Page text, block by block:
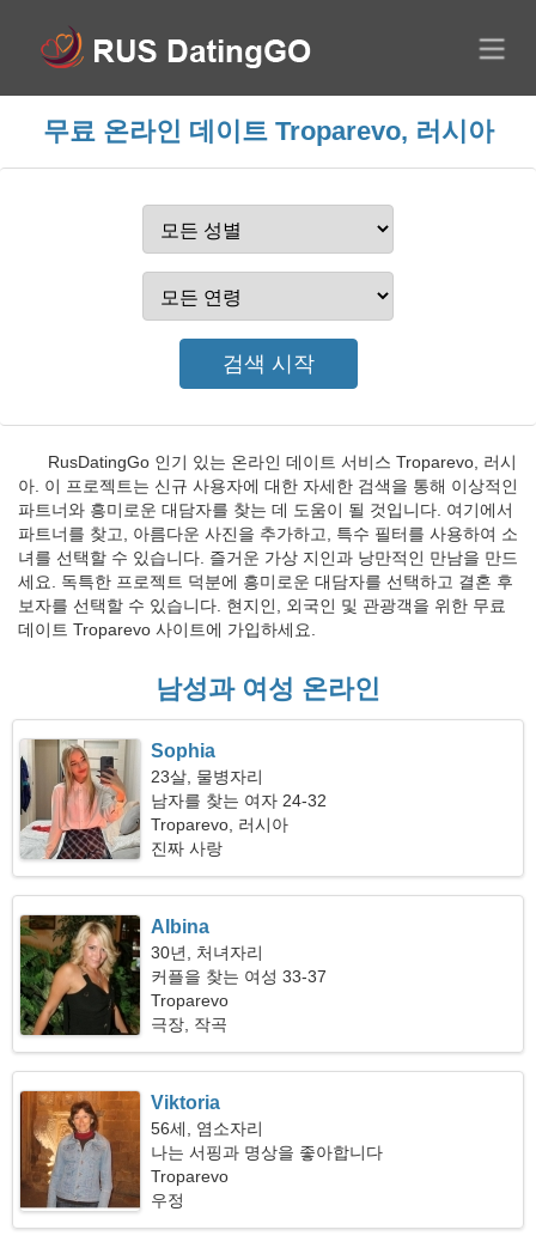
무료 온라인 데이트 Troparevo, 러시아
RusDatingGo 인기 있는 온라인 데이트 서비스 Troparevo, 러시
아. 이 프로젝트는 신규 사용자에 대한 자세한 검색을 통해 이상적인
파트너와 흥미로운 대담자를 찾는 데 도움이 될 것입니다. 여기에서
파트너를 찾고, 아름다운 사진을 추가하고, 특수 필터를 사용하여 소
녀를 선택할 수 있습니다. 즐거운 가상 지인과 낭만적인 만남을 만드
세요. 독특한 프로젝트 덕분에 흥미로운 대담자를 선택하고 결혼 후
보자를 선택할 수 있습니다. 현지인, 외국인 및 관광객을 위한 무료
데이트 Troparevo 사이트에 가입하세요.
남성과 여성 온라인
Sophia
23살, 물병자리
남자를 찾는 여자 24-32
Troparevo, 러시아
진짜 사랑
Albina
30년, 처녀자리
커플을 찾는 여성 33-37
Troparevo
극장, 작곡
Viktoria
56세, 염소자리
나는 서핑과 명상을 좋아합니다
Troparevo
우정